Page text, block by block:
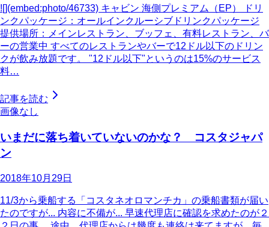
![](embed:photo/46733) キャビン 海側プレミアム（EP） ドリ
ンクパッケージ：オールインクルーシブドリンクパッケージ
提供場所：メインレストラン、ブッフェ、有料レストラン、バ
ーの営業中 すべてのレストランやバーで12ドル以下のドリン
クが飲み放題です。 "12ドル以下"というのは15%のサービス
料…
記事を読む
画像なし
いまだに落ち着いていないのかな？ コスタジャパ
ン
2018年10月29日
11/3から乗船する「コスタネオロマンチカ」の乗船書類が届い
たのですが... 内容に不備が... 早速代理店に確認を求めたのが２